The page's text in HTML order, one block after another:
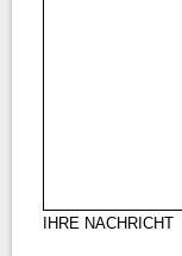
IHRE NACHRICHT